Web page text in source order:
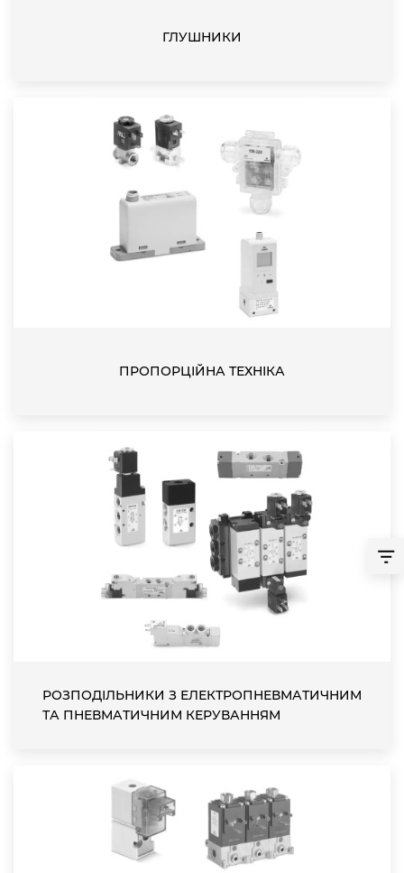
ГЛУШНИКИ
ПРОПОРЦІЙНА ТЕХНІКА
РОЗПОДІЛЬНИКИ З ЕЛЕКТРОПНЕВМАТИЧНИМ
ТА ПНЕВМАТИЧНИМ КЕРУВАННЯМ